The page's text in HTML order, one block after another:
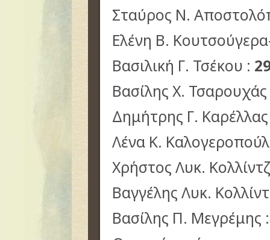
Σταύρος Ν.
Ελένη Β.
Βασιλική Γ. Τσέκου :
Βασίλης Χ.
Δημήτρης Γ.
Λένα Κ.
Χρήστος Λυκ.
Βαγγέλης Λυκ.
Βασίλης Π. Μεγρέμης